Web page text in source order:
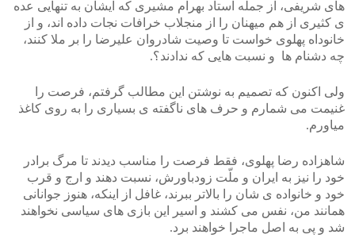
های شریفی، از جمله استاد بهرام مشیری که ایشان به تنهایی عده
ی کثیری از هم میهنان را از منجلاب خرافات نجات داده اند، و از
خانوداه پهلوی خواست تا وصیت شادروان علیرضا را بر ملا کنند،
چه دشنام ها و نسبت هایی که ندادند؟.
ولی اکنون که تصمیم به نوشتن این مطالب گرفتم، فرصت را
غنیمت می شمارم و حرف های ناگفته ی بسیاری را به روی کاغذ
میاورم.
شاهزاده رضا پهلوی، فقط فرصت را مناسب دیدند تا مرگ برادر
خود را نیز به ایران و ملّت زودباورش، نسبت دهند و ارج و قرب
خود و خانواده ی شان را بالاتر ببرند، غافل از اینکه، هنوز جوانانی
همانند من، نفس می کشند و اسیر این بازی های سیاسی نخواهند
شد و پی به اصل ماجرا خواهند برد.